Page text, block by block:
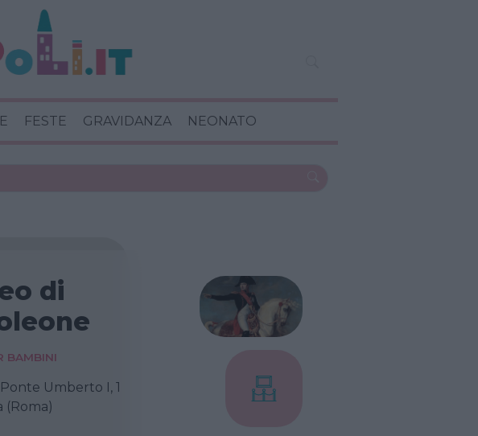
FESTE GRAVIDANZA NEONATO
di
BAMBINI
Umberto I, 1
(Roma)